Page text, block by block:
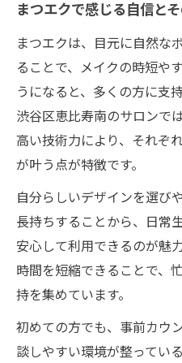
まつエクで感じる自信と
まつエクは、目元に自然な
ることで、メイクの時短や
うになると、多くの方に支
渋谷区恵比寿南のサロンで
高い技術力により、それぞ
が叶う点が特徴です。
自分らしいデザインを選び
長持ちすることから、日常
安心して利用できるのが魅
時間を短縮できることで、
持を集めています。
初めての方でも、事前カウ
談しやすい環境が整ってい